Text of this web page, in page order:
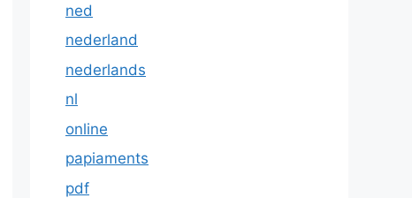
ned
nederland
nederlands
nl
online
papiaments
pdf